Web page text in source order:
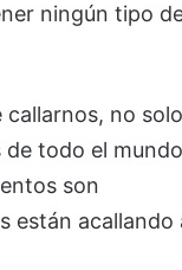
ningún tipo
callarnos, no solo
todo el
son
están acallando